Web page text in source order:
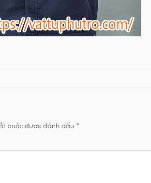
buộc được đánh dấu *